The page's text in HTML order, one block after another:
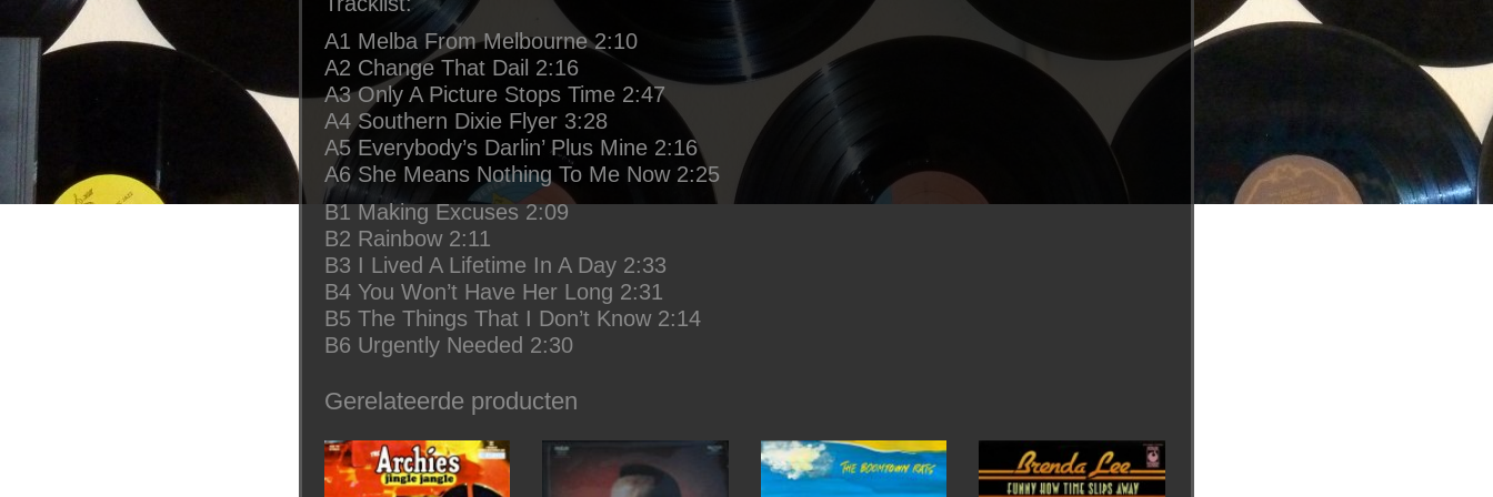
A1 Melba From Melbourne 2:10
A2 Change That Dail 2:16
A3 Only A Picture Stops Time 2:47
A4 Southern Dixie Flyer 3:28
A5 Everybody’s Darlin’ Plus Mine 2:16
A6 She Means Nothing To Me Now 2:25
B1 Making Excuses 2:09
B2 Rainbow 2:11
B3 I Lived A Lifetime In A Day 2:33
B4 You Won’t Have Her Long 2:31
B5 The Things That I Don’t Know 2:14
B6 Urgently Needed 2:30
Gerelateerde producten